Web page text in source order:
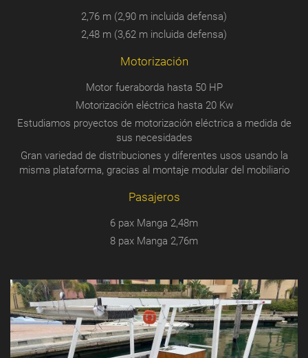
2,76 m (2,90 m incluida defensa)
2,48 m (3,62 m incluida defensa)
Motorización
Motor fueraborda hasta 50 HP
Motorización eléctrica hasta 20 Kw
Estudiamos proyectos de motorización eléctrica a medida de
sus necesidades
Gran variedad de distribuciones y diferentes usos usando la
misma plataforma, gracias al montaje modular del mobiliario
Pasajeros
6 pax Manga 2,48m
8 pax Manga 2,76m